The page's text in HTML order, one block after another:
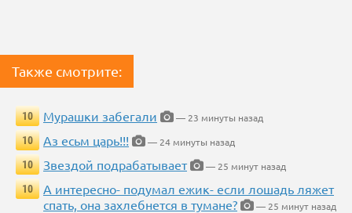
Также смотрите:
10 Мурашки забегали
— 23 минуты назад
10
Аз есьм царь!!!
— 24 минуты назад
10
Звездой подрабатывает
— 25 минут назад
10
А интересно- подумал ежик- если лошадь ляжет
спать, она захлебнется в тумане?
— 25 минут назад